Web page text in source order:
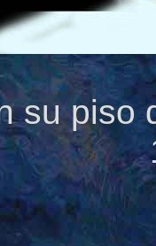
su piso